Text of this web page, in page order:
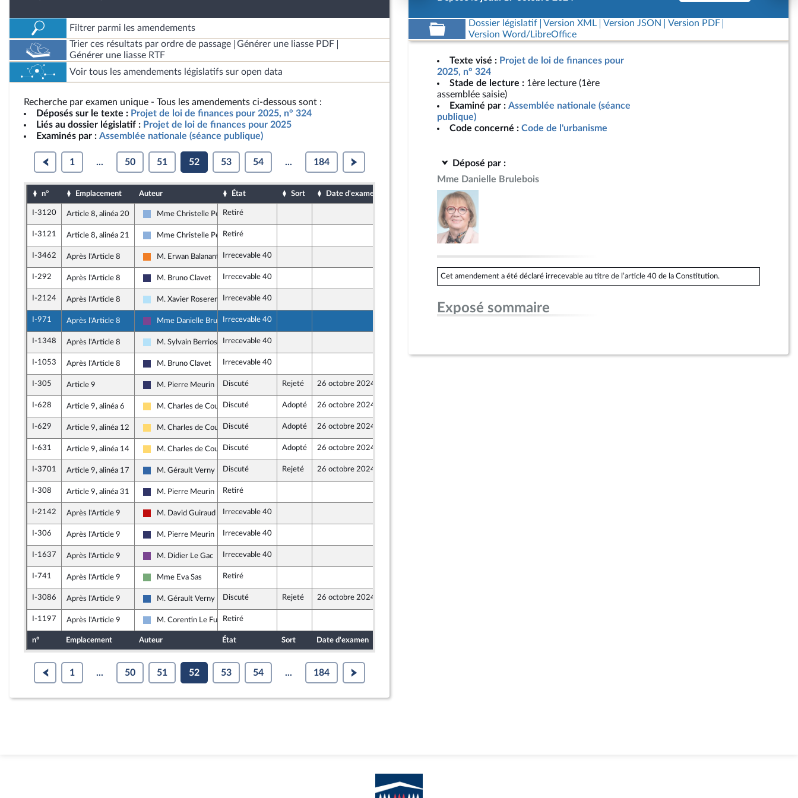
Filtrer parmi les amendements
Trier ces résultats par ordre de passage
Générer une liasse PDF
Générer une liasse RTF
Voir tous les amendements législatifs sur open data
Recherche par examen unique - Tous les amendements ci-dessous sont :
Déposés sur le texte : Projet de loi de finances pour 2025, n° 324
Liés au dossier législatif : Projet de loi de finances pour 2025
Examinés par : Assemblée nationale (séance publique)
1 ... 50 51 52 53 54 ... 184
n° Emplacement Auteur État Sort Date d'examen
I-3120 Article 8, alinéa 20
Droite Républicaine
Mme Christelle PetexRetiré 19 octobre 2024
I-3121 Article 8, alinéa 21
Droite Républicaine
Mme Christelle PetexRetiré 19 octobre 2024
I-3462 Après l'Article 8
Les Démocrates
M. Erwan Balanant Irrecevable 40 19 octobre 2024
I-292 Après l'Article 8
Rassemblement National
M. Bruno Clavet Irrecevable 40 16 octobre 2024
I-2124 Après l'Article 8
Horizons & Indépendants
M. Xavier Roseren Irrecevable 40
I-971 Après l'Article 8
Ensemble pour la République
Mme Danielle BruleboisIrrecevable 40
I-1348 Après l'Article 8
Horizons & Indépendants
M. Sylvain Berrios Irrecevable 40
I-1053 Après l'Article 8
Rassemblement National
M. Bruno Clavet Irrecevable 40
I-305 Article 9
Rassemblement National
M. Pierre Meurin Discuté Rejeté 26 octobre 2024
I-628 Article 9, alinéa 6
Libertés, Indépendants, Outre-mer et Territoires
M. Charles de CoursonDiscuté Adopté 26 octobre 2024
I-629 Article 9, alinéa 12
Libertés, Indépendants, Outre-mer et Territoires
M. Charles de CoursonDiscuté Adopté 26 octobre 2024
I-631 Article 9, alinéa 14
Libertés, Indépendants, Outre-mer et Territoires
M. Charles de CoursonDiscuté Adopté 26 octobre 2024
I-3701 Article 9, alinéa 17
UDR
M. Gérault Verny Discuté Rejeté 26 octobre 2024
I-308 Article 9, alinéa 31
Rassemblement National
M. Pierre Meurin Retiré
I-2142 Après l'Article 9
La France insoumise - Nouveau Front Populaire
M. David Guiraud Irrecevable 40
I-306 Après l'Article 9
Rassemblement National
M. Pierre Meurin Irrecevable 40
I-1637 Après l'Article 9
Ensemble pour la République
M. Didier Le Gac Irrecevable 40
I-741 Après l'Article 9
Écologiste et Social
Mme Eva Sas Retiré
I-3086 Après l'Article 9
UDR
M. Gérault Verny Discuté Rejeté 26 octobre 2024
I-1197 Après l'Article 9
Droite Républicaine
M. Corentin Le Fur Retiré
n° Emplacement Auteur État Sort Date d'examen
1 ... 50 51 52 53 54 ... 184
Dossier législatif Version XML Version JSON
Version PDF
Version Word/LibreOffice
Texte visé : Projet de loi de finances pour
2025, n° 324
Stade de lecture : 1ère lecture (1ère
assemblée saisie)
Examiné par : Assemblée nationale (séance
publique)
Code concerné : Code de l'urbanisme
Déposé par :
Mme Danielle Brulebois
Cet amendement a été déclaré irrecevable au titre de l’article 40 de la Constitution.
Exposé sommaire